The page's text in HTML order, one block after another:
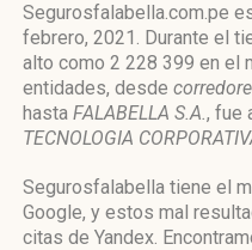
Segurosfalabella.com.pe
febrero, 2021. Durante el
alto como 2 228 399 en el
entidades, desde
hasta FALABELLA S.A., fue
TECNOLOGIA
Segurosfalabella tiene el
Google, y estos mal
citas de Yandex.